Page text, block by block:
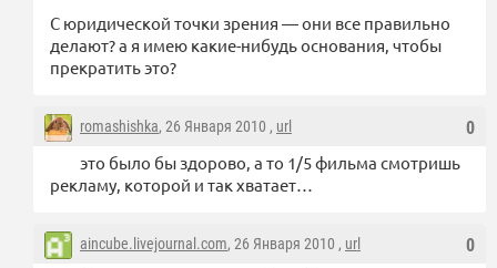
С юридической точки зрения — они все правильно
делают? а я имею какие-нибудь основания, чтобы
прекратить это?
0
romashishka, 26 Января 2010 , url
это было бы здорово, а то 1/5 фильма смотришь
рекламу, которой и так хватает…
0
aincube.livejournal.com, 26 Января 2010 , url